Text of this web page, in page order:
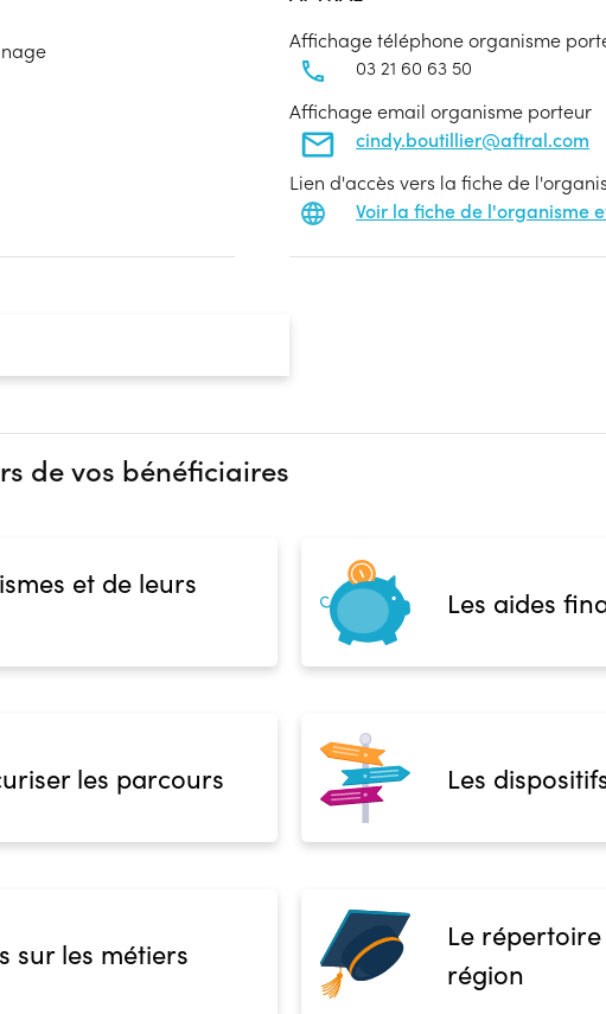
Affichage téléphone organisme
03 21 60 63 50
Affichage email organisme porteur
cindy.boutillier@aftral.com
Lien d'accès vers la fiche de
Voir la fiche de l'organisme
de vos bénéficiaires
et de leurs
Les aides
les parcours Les
sur les métiers
Le
région